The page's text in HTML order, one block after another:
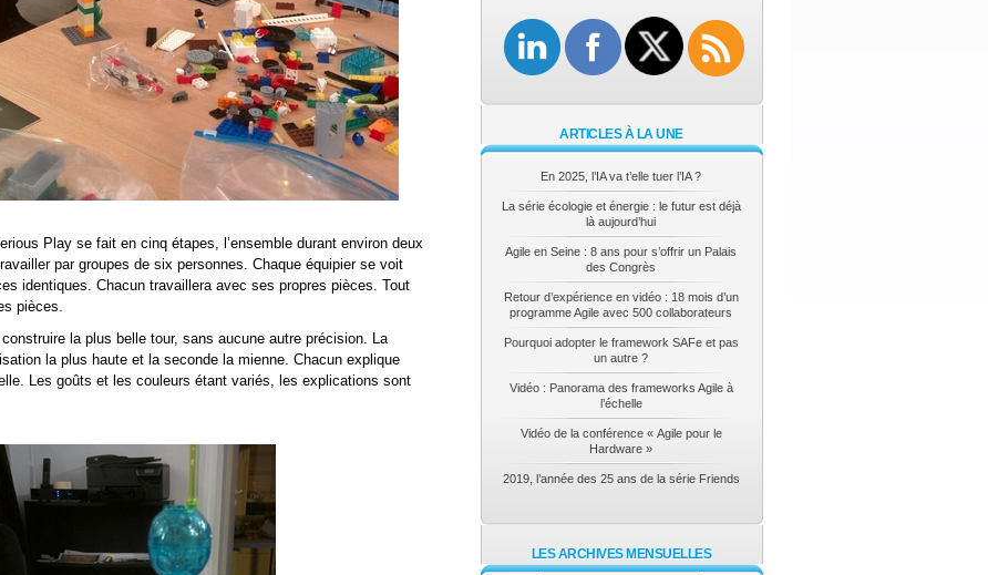
Play se fait en cinq étapes, l’ensemble durant environ deux
par groupes de six personnes. Chaque équipier se voit
identiques. Chacun travaillera avec ses propres pièces. Tout
pièces.
la plus belle tour, sans aucune autre précision. La
la plus haute et la seconde la mienne. Chacun explique
Les goûts et les couleurs étant variés, les explications sont
ARTICLES À LA UNE
En 2025, l’IA va t’elle tuer l’IA ?
La série écologie et énergie : le futur est déjà
là aujourd’hui
Agile en Seine : 8 ans pour s’offrir un Palais
des Congrès
Retour d’expérience en vidéo : 18 mois d’un
programme Agile avec 500 collaborateurs
Pourquoi adopter le framework SAFe et pas
un autre ?
Vidéo : Panorama des frameworks Agile à
l’échelle
Vidéo de la conférence « Agile pour le
Hardware »
2019, l’année des 25 ans de la série Friends
LES ARCHIVES MENSUELLES